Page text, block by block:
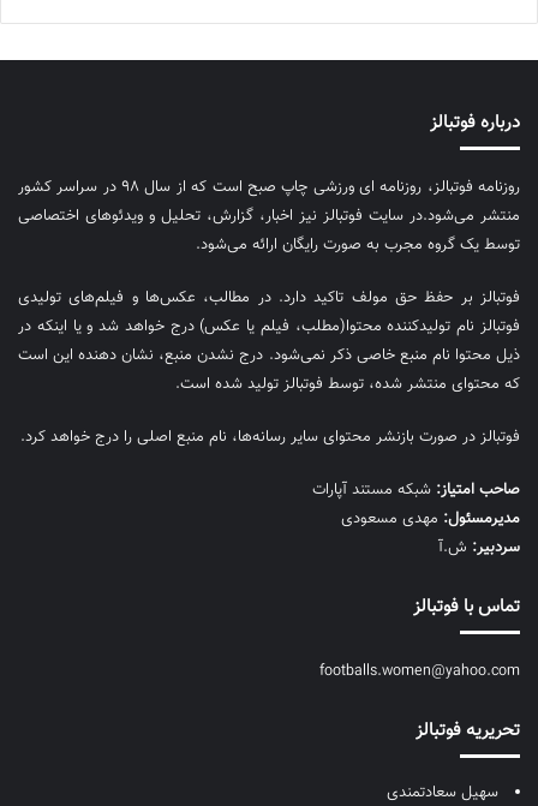
درباره فوتبالز
روزنامه فوتبالز، روزنامه ای ورزشی چاپ صبح است که از سال ۹۸ در سراسر کشور
منتشر می‌شود.در سایت فوتبالز نیز اخبار، گزارش، تحلیل و ویدئوهای اختصاصی
توسط یک گروه مجرب به صورت رایگان ارائه می‌شود.
فوتبالز بر حفظ حق مولف تاکید دارد. در مطالب، عکس‌ها و فیلم‌های تولیدی
فوتبالز نام تولیدکننده محتوا(مطلب، فیلم یا عکس) درج خواهد شد و یا اینکه در
ذیل محتوا نام منبع خاصی ذکر نمی‌‎شود. درج نشدن منبع، نشان دهنده این است
که محتوای منتشر شده، توسط فوتبالز تولید شده است.
فوتبالز در صورت بازنشر محتوای سایر رسانه‌ها، نام منبع اصلی را درج خواهد کرد.
صاحب امتیاز: شبکه مستند آپارات
مديرمسئول: مهدی مسعودی
سردبیر: ش.آ
تماس با فوتبالز
footballs.women@yahoo.com
تحریریه فوتبالز
سهیل سعادتمندی